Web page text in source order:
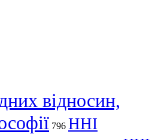
відносин,
796 ННІ